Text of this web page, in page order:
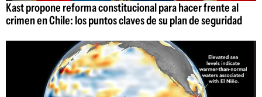
Kast propone reforma constitucional para hacer frente al
crimen en Chile: los puntos claves de su plan de seguridad